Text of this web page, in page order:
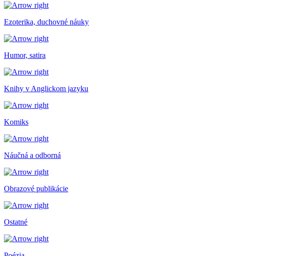
Ezoterika, duchovné náuky
Humor, satira
Knihy v Anglickom jazyku
Komiks
Náučná a odborná
Obrazové publikácie
Ostatné